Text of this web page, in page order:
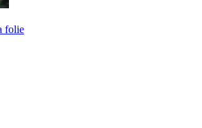
folie